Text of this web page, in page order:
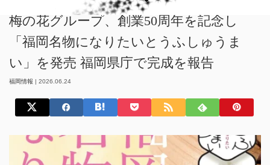
梅の花グループ、創業50周年を記念し
「福岡名物になりたいとうふしゅうま
い」を発売 福岡県庁で完成を報告
福岡情報 | 2026.06.24